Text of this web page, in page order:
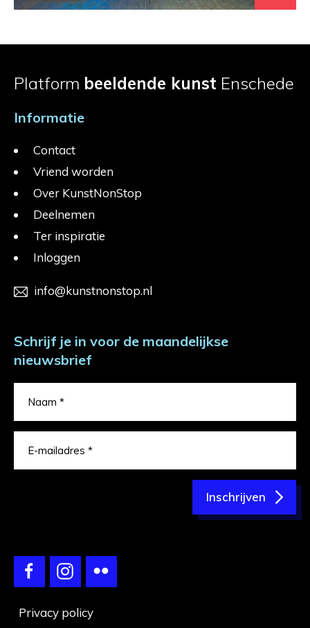
Platform beeldende kunst Enschede
Informatie
Contact
Vriend worden
Over KunstNonStop
Deelnemen
Ter inspiratie
Inloggen
info@kunstnonstop.nl
Schrijf je in voor de maandelijkse
nieuwsbrief
Inschrijven
Privacy policy